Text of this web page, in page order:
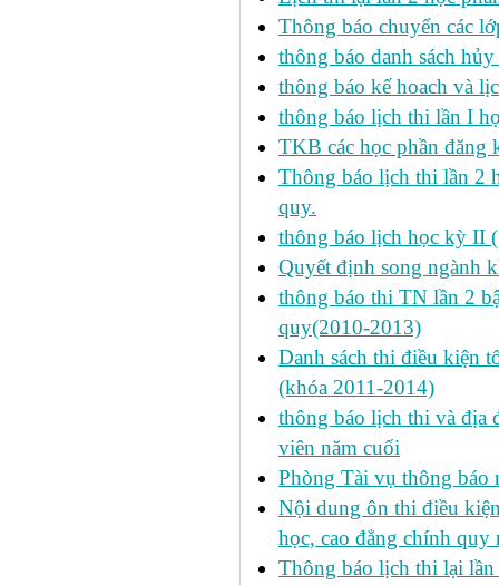
Thông báo chuyển các
thông báo danh sách
thông báo kế hoach và
thông báo lịch thi lần I
TKB các học phần
Thông báo lịch thi lần 2
quy.
thông báo lịch học kỳ II
Quyết định song ngành
thông báo thi TN lần 2
quy(2010-2013)
Danh sách thi điều kiện
(khóa 2011-2014)
thông báo lịch thi và địa
viên năm cuối
Phòng Tài vụ thông báo
Nội dung ôn thi điều
học, cao đẳng chính quy
Thông báo lịch thi lại